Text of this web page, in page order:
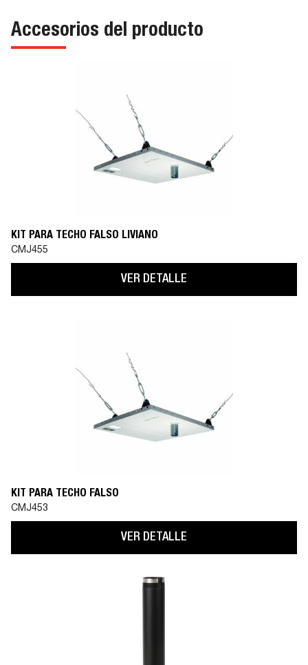
Accesorios del producto
KIT PARA TECHO FALSO LIVIANO
CMJ455
VER DETALLE
KIT PARA TECHO FALSO
CMJ453
VER DETALLE